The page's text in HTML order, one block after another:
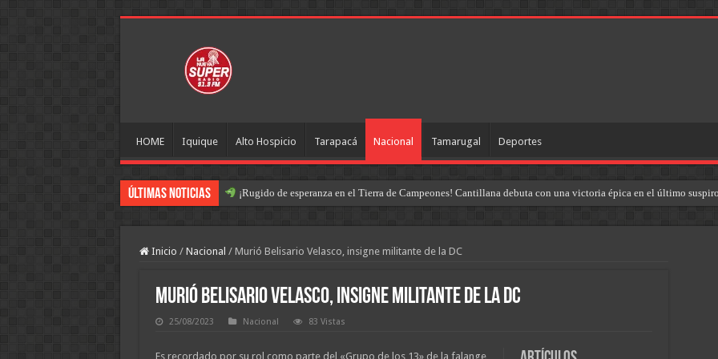
HOME Iquique Alto Hospicio Tarapacá Nacional Tamarugal Deportes
Últimas Noticias ¡Rugido de esperanza en el Tierra de Campeones! Cantillana debuta con una victoria épica en el último
Inicio / Nacional / Murió Belisario Velasco, insigne militante de la DC
Murió Belisario Velasco, insigne militante de la DC
25/08/2023 Nacional 83 Vistas
Es recordado por su rol como parte del «Grupo de los 13» de la falange